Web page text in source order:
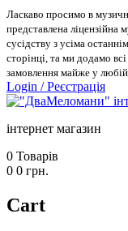
Ласкаво просимо в
представлена ліцензійна
сусідству з усіма
сторінці, та ми додамо
замовлення майже у любій
Login /Реєстрація
інтернет магазин
0 Товарів
0 0 грн.
Cart